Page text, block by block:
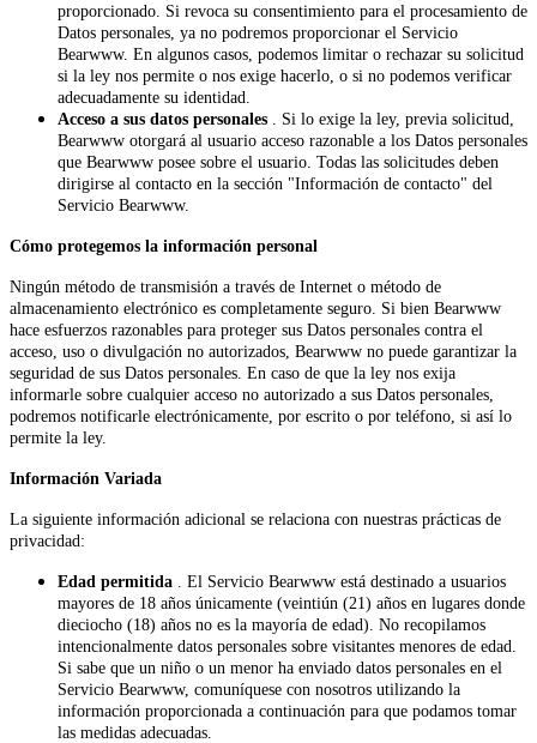
proporcionado. Si revoca su consentimiento para el procesamiento de
Datos personales, ya no podremos proporcionar el Servicio
Bearwww. En algunos casos, podemos limitar o rechazar su solicitud
si la ley nos permite o nos exige hacerlo, o si no podemos verificar
adecuadamente su identidad.
Acceso a sus datos personales . Si lo exige la ley, previa solicitud,
Bearwww otorgará al usuario acceso razonable a los Datos personales
que Bearwww posee sobre el usuario. Todas las solicitudes deben
dirigirse al contacto en la sección "Información de contacto" del
Servicio Bearwww.
Cómo protegemos la información personal
Ningún método de transmisión a través de Internet o método de
almacenamiento electrónico es completamente seguro. Si bien Bearwww
hace esfuerzos razonables para proteger sus Datos personales contra el
acceso, uso o divulgación no autorizados, Bearwww no puede garantizar la
seguridad de sus Datos personales. En caso de que la ley nos exija
informarle sobre cualquier acceso no autorizado a sus Datos personales,
podremos notificarle electrónicamente, por escrito o por teléfono, si así lo
permite la ley.
Información Variada
La siguiente información adicional se relaciona con nuestras prácticas de
privacidad:
Edad permitida . El Servicio Bearwww está destinado a usuarios
mayores de 18 años únicamente (veintiún (21) años en lugares donde
dieciocho (18) años no es la mayoría de edad). No recopilamos
intencionalmente datos personales sobre visitantes menores de edad.
Si sabe que un niño o un menor ha enviado datos personales en el
Servicio Bearwww, comuníquese con nosotros utilizando la
información proporcionada a continuación para que podamos tomar
las medidas adecuadas.